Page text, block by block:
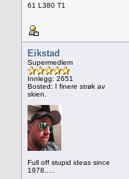
61 L380 T1
Eikstad
Supermedlem
Innlegg: 2651
Bosted: I finere strøk av
skien.
Full off stupid ideas since
1978.....